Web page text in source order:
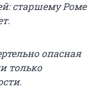
старшему Роме
опасная
только